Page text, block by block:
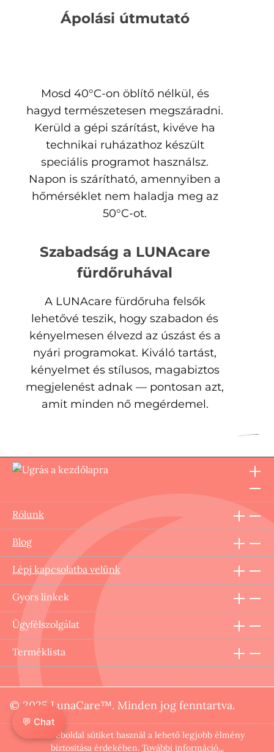
Ápolási útmutató
Mosd 40°C-on öblítő nélkül, és
hagyd természetesen megszáradni.
Kerüld a gépi szárítást, kivéve ha
technikai ruházathoz készült
speciális programot használsz.
Napon is szárítható, amennyiben a
hőmérséklet nem haladja meg az
50°C-ot.
Szabadság a LUNAcare
fürdőruhával
A LUNAcare fürdőruha felsők
lehetővé teszik, hogy szabadon és
kényelmesen élvezd az úszást és a
nyári programokat. Kiváló tartást,
kényelmet és stílusos, magabiztos
megjelenést adnak — pontosan azt,
amit minden nő megérdemel.
Rólunk
Blog
Lépj kapcsolatba velünk
Gyors linkek
Ügyfélszolgálat
Terméklista
© 2025 LunaCare™. Minden jog fenntartva.
Ez a weboldal sütiket használ a lehető legjobb élmény
biztosítása érdekében. További információ...
💬 Chat